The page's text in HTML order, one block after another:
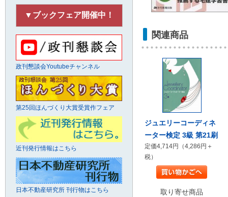
関連商品
ジュエリーコーディネ
ーター検定 3級 第21刷
定価4,714円（4,286円＋
税）
取り寄せ商品
▼ブックフェア開催中！
政刊懇談会Youtubeチャンネル
第25回ほんづくり大賞受賞作フェア
近刊発行情報はこちら
日本不動産研究所 刊行物はこちら